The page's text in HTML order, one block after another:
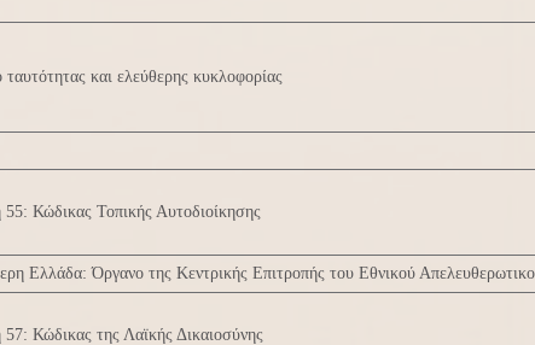
και ελεύθερης κυκλοφορίας
Κώδικας Τοπικής Αυτοδιοίκησης
Ελλάδα: Όργανο της Κεντρικής Επιτροπής του Εθνικού
Κώδικας της Λαϊκής Δικαιοσύνης